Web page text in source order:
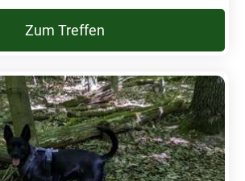
Zum Treffen